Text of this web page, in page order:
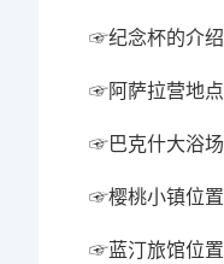
☞纪念杯的介绍
☞阿萨拉营地点
☞巴克什大浴场
☞樱桃小镇位置
☞蓝汀旅馆位置